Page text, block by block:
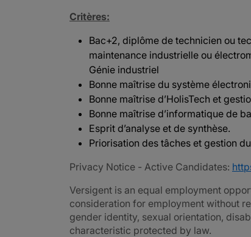
Critères:
Bac+2, diplôme de technicien ou
maintenance industrielle ou
Génie industriel
Bonne maîtrise du système
Bonne maîtrise d’HolisTech et
Bonne maîtrise d’informatique de
Esprit d’analyse et de synthèse.
Priorisation des tâches et gestion
Privacy Notice - Active Candidates:
Versigent is an equal employment
consideration for employment without
gender identity, sexual orientation,
characteristic protected by law.